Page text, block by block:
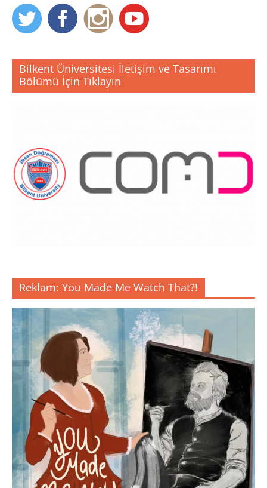
Bilkent Üniversitesi İletişim ve Tasarımı
Bölümü İçin Tıklayın
Reklam: You Made Me Watch That?!